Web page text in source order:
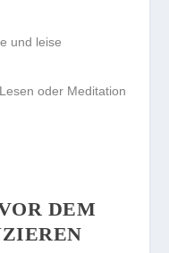
und leise
oder Meditation
DEM